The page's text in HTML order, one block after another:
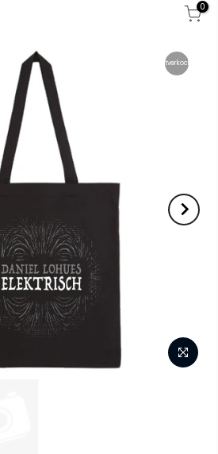
0
Uitverkocht